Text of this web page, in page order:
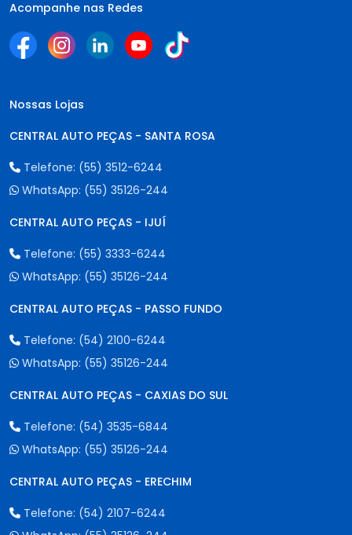
Acompanhe nas Redes
Nossas Lojas
CENTRAL AUTO PEÇAS - SANTA ROSA
Telefone: (55) 3512-6244
WhatsApp: (55) 35126-244
CENTRAL AUTO PEÇAS - IJUÍ
Telefone: (55) 3333-6244
WhatsApp: (55) 35126-244
CENTRAL AUTO PEÇAS - PASSO FUNDO
Telefone: (54) 2100-6244
WhatsApp: (55) 35126-244
CENTRAL AUTO PEÇAS - CAXIAS DO SUL
Telefone: (54) 3535-6844
WhatsApp: (55) 35126-244
CENTRAL AUTO PEÇAS - ERECHIM
Telefone: (54) 2107-6244